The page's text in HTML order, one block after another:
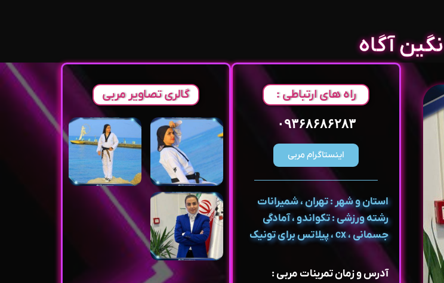
نگین آگاه
راه های ارتباطی :
۰۹۳۶۸۶۸۶۲۸۳
اینستاگرام مربی
استان و شهر : تهران ، شمیرانات
رشته ورزشی : تکواندو ، آمادگی
جسمانی ، cx ، پیلاتس برای تونیک
آدرس و زمان تمرینات مربی :
گالری تصاویر مربی